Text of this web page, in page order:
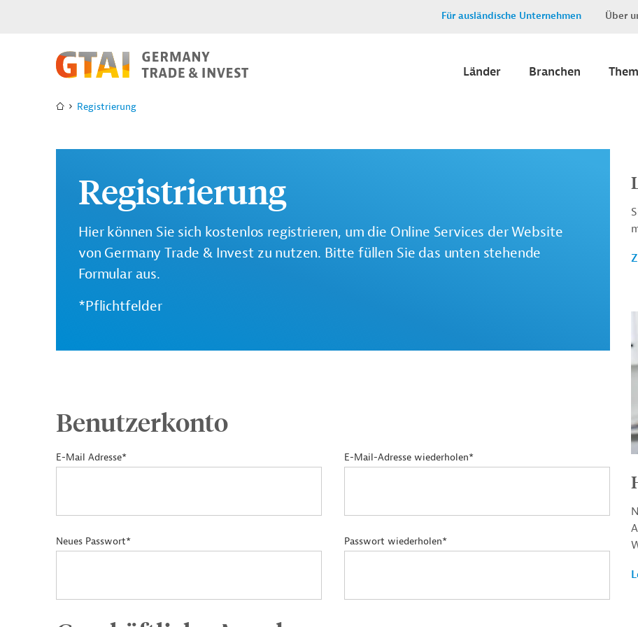
Für ausländische Unternehmen Über
Länder Branchen
Registrierung
Registrierung
Hier können Sie sich kostenlos registrieren, um die Online Services der Website
von Germany Trade & Invest zu nutzen. Bitte füllen Sie das unten stehende
Formular aus.
*Pflichtfelder
Benutzerkonto
E-Mail Adresse* E-Mail-Adresse wiederholen*
Neues Passwort* Passwort wiederholen*